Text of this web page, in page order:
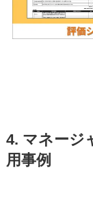
4. マネージ
用事例